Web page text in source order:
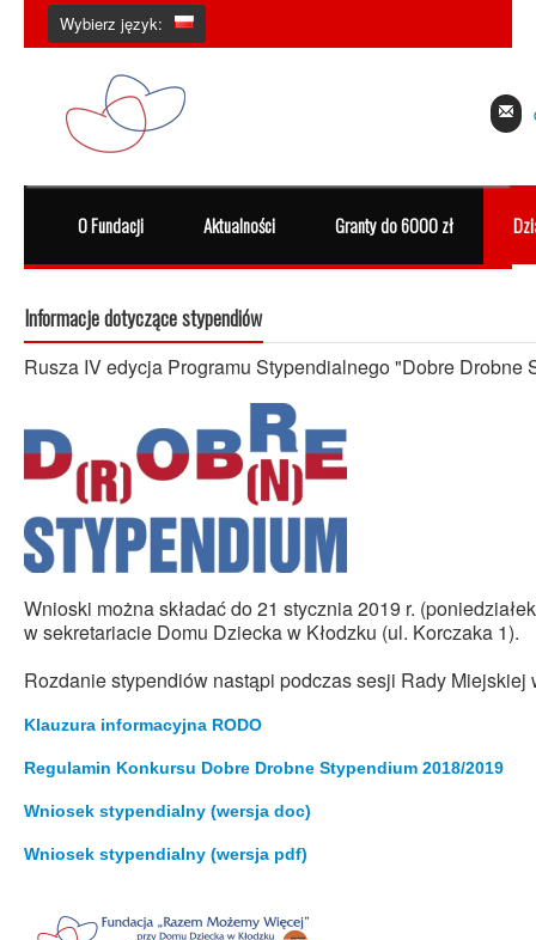
Wybierz język:
O Fundacji Aktualności Granty do 6000 zł
Informacje dotyczące stypendiów
Rusza IV edycja Programu Stypendialnego"Dobre Drobne
Wnioski można składać do 21 stycznia 2019 r.
w sekretariacie Domu Dziecka w Kłodzku (ul. Korczaka 1).
Rozdanie stypendiów nastąpi podczas sesji Rady Miejskiej
Klauzura informacyjna RODO
Regulamin Konkursu Dobre Drobne Stypendium 2018/2019
Wniosek stypendialny (wersja doc)
Wniosek stypendialny (wersja pdf)